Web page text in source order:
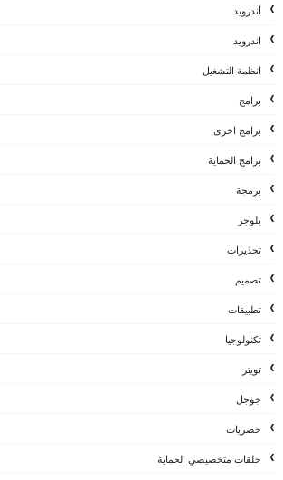
أندرويد
اندرويد
انظمة التشغيل
برامج
برامج اخرى
برامج الحماية
برمجة
بلوجر
تحذيرات
تصميم
تطبيقات
تكنولوجيا
تويتر
جوجل
حصريات
حلقات متخصيصي الحماية